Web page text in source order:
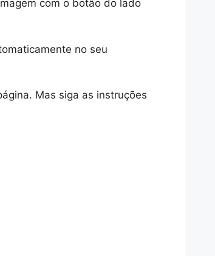
com o botão do lado
no seu
Mas siga as instruções